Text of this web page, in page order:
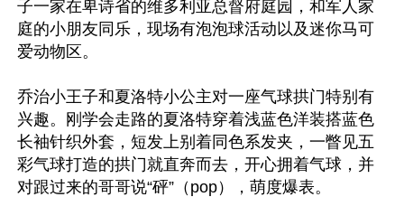
子一家在卑诗省的维多利亚总督府庭园，和军人家
庭的小朋友同乐，现场有泡泡球活动以及迷你马可
爱动物区。
乔治小王子和夏洛特小公主对一座气球拱门特别有
兴趣。刚学会走路的夏洛特穿着浅蓝色洋装搭蓝色
长袖针织外套，短发上别着同色系发夹，一瞥见五
彩气球打造的拱门就直奔而去，开心拥着气球，并
对跟过来的哥哥说“砰”（pop），萌度爆表。